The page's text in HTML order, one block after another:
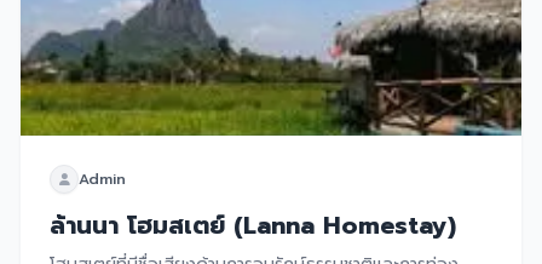
Admin
ล้านนา โฮมสเตย์ (Lanna Homestay)